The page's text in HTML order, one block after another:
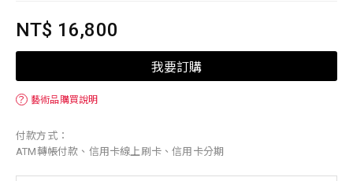
NT$ 16,800
我要訂購
？ 藝術品購買說明
付款方式：
ATM轉帳付款、信用卡線上刷卡、信用卡分期